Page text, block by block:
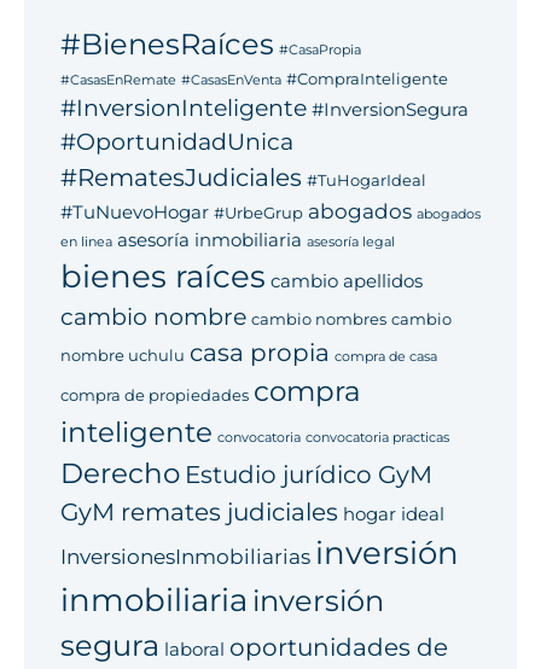
#BienesRaíces #CasaPropia
#CasasEnRemate #CasasEnVenta #CompraInteligente
#InversionInteligente #InversionSegura
#OportunidadUnica
#RematesJudiciales #TuHogarIdeal
#TuNuevoHogar #UrbeGrup abogados abogados
en linea asesoría inmobiliaria asesoría legal
bienes raíces cambio apellidos
cambio nombre cambio nombres cambio
nombre uchulu casa propia compra de casa
compra de propiedades compra
inteligente convocatoria convocatoria practicas
Derecho Estudio jurídico GyM
GyM remates judiciales hogar ideal
InversionesInmobiliarias inversión
inmobiliaria inversión
segura laboral oportunidades de